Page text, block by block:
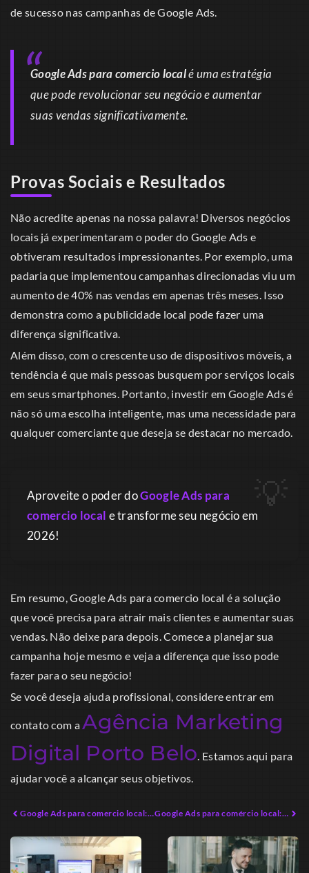
de sucesso nas campanhas de Google Ads.
Google Ads para comercio localé uma estratégia
que pode revolucionar seu negócio e aumentar
suas vendas significativamente.
Provas Sociais e Resultados
Não acredite apenas na nossa palavra! Diversos negócios
locais já experimentaram o poder do Google Ads e
obtiveram resultados impressionantes. Por exemplo, uma
padaria que implementou campanhas direcionadas viu um
aumento de 40% nas vendas em apenas três meses. Isso
demonstra como a publicidade local pode fazer uma
diferença significativa.
Além disso, com o crescente uso de dispositivos móveis, a
tendência é que mais pessoas busquem por serviços locais
em seus smartphones. Portanto, investir em Google Ads é
não só uma escolha inteligente, mas uma necessidade para
qualquer comerciante que deseja se destacar no mercado.
Aproveite o poder doGoogle Ads para
comercio local e transforme seu negócio em
2026!
Em resumo, Google Ads para comercio local é a solução
que você precisa para atrair mais clientes e aumentar suas
vendas. Não deixe para depois. Comece a planejar sua
campanha hoje mesmo e veja a diferença que isso pode
fazer para o seu negócio!
Se você deseja ajuda profissional, considere entrar em
contato com aAgência Marketing
Digital Porto Belo. Estamos aqui para
ajudar você a alcançar seus objetivos.
Google Ads para comercio local: estratégias que geram resultados Google Ads para comércio local: A Revolução que Você Precisa Conhecer